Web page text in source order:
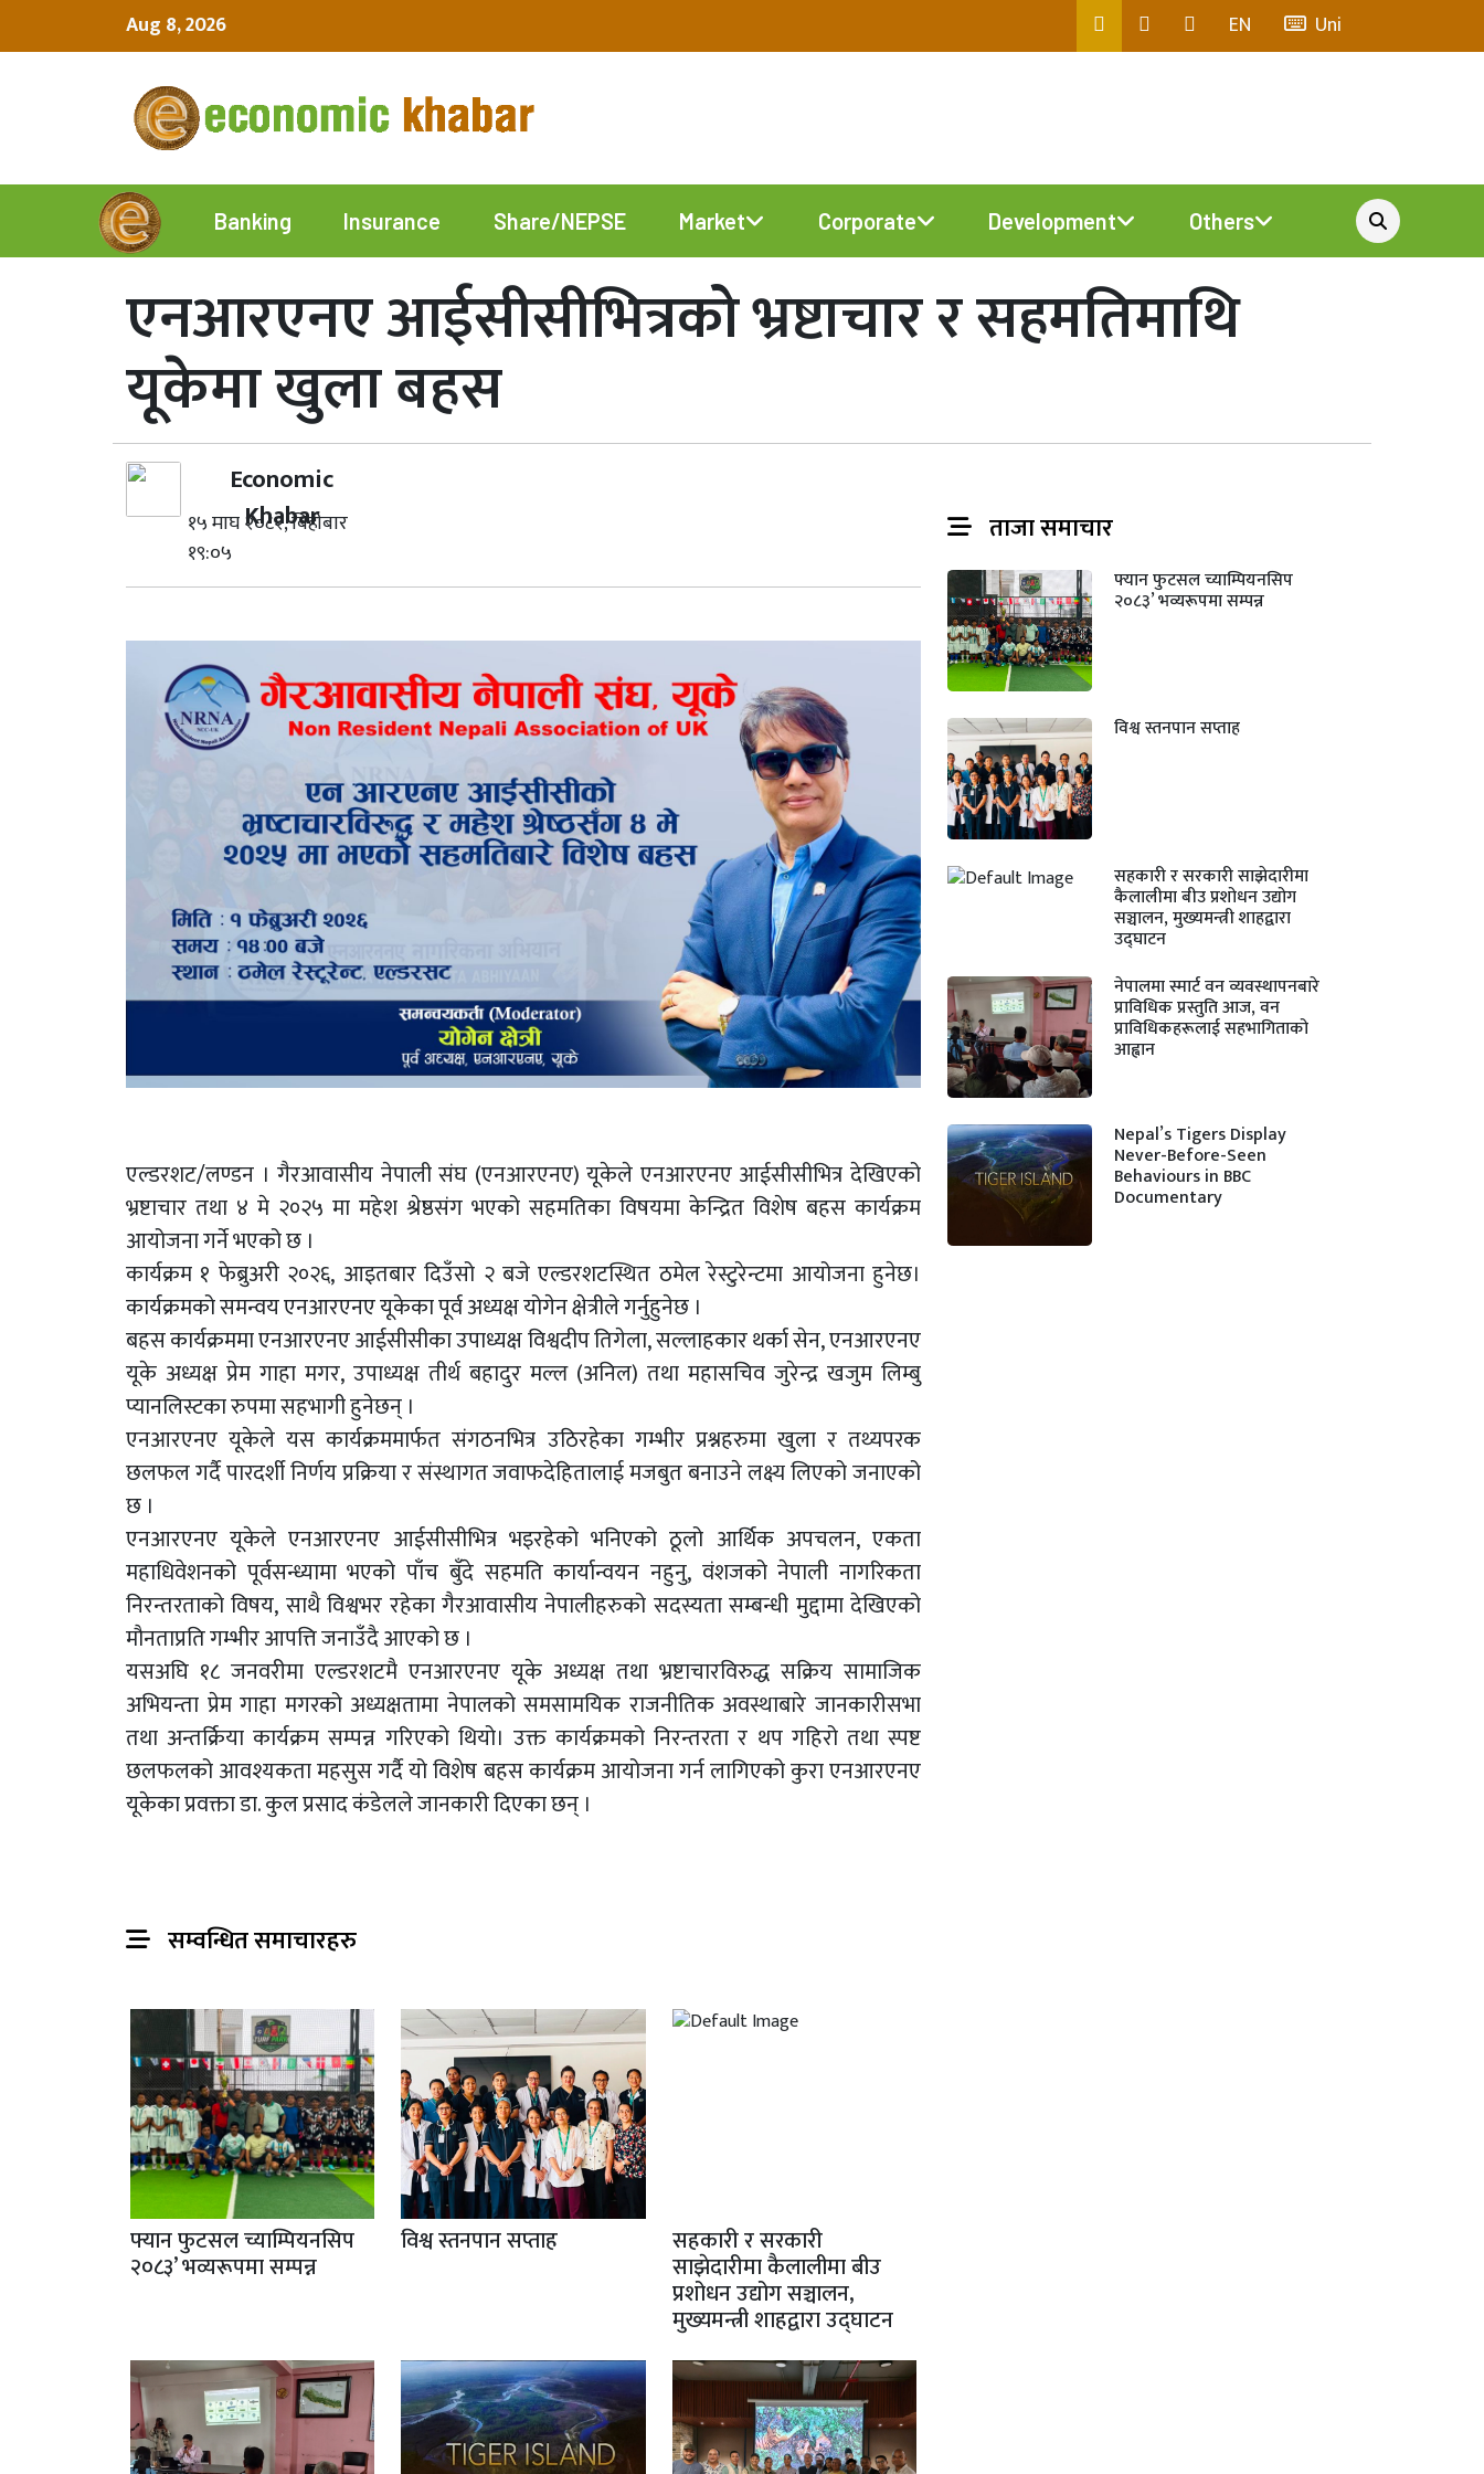
Aug 8, 2026 EN Uni
Banking Insurance Share/NEPSE Market Corporate Development Others
एनआरएनए आईसीसीभित्रको भ्रष्टाचार र सहमतिमाथि
यूकेमा खुला बहस
Economic
Khabar
१५ माघ २०८२, बिहीबार
१९:०५
एल्डरशट/लण्डन । गैरआवासीय नेपाली संघ (एनआरएनए) यूकेले एनआरएनए आईसीसीभित्र देखिएको
भ्रष्टाचार तथा ४ मे २०२५ मा महेश श्रेष्ठसंग भएको सहमतिका विषयमा केन्द्रित विशेष बहस कार्यक्रम
आयोजना गर्ने भएको छ ।
कार्यक्रम १ फेब्रुअरी २०२६, आइतबार दिउँसो २ बजे एल्डरशटस्थित ठमेल रेस्टुरेन्टमा आयोजना हुनेछ।
कार्यक्रमको समन्वय एनआरएनए यूकेका पूर्व अध्यक्ष योगेन क्षेत्रीले गर्नुहुनेछ ।
बहस कार्यक्रममा एनआरएनए आईसीसीका उपाध्यक्ष विश्वदीप तिगेला, सल्लाहकार थर्का सेन, एनआरएनए
यूके अध्यक्ष प्रेम गाहा मगर, उपाध्यक्ष तीर्थ बहादुर मल्ल (अनिल) तथा महासचिव जुरेन्द्र खजुम लिम्बु
प्यानलिस्टका रुपमा सहभागी हुनेछन् ।
एनआरएनए यूकेले यस कार्यक्रममार्फत संगठनभित्र उठिरहेका गम्भीर प्रश्नहरुमा खुला र तथ्यपरक
छलफल गर्दै पारदर्शी निर्णय प्रक्रिया र संस्थागत जवाफदेहितालाई मजबुत बनाउने लक्ष्य लिएको जनाएको
छ ।
एनआरएनए यूकेले एनआरएनए आईसीसीभित्र भइरहेको भनिएको ठूलो आर्थिक अपचलन, एकता
महाधिवेशनको पूर्वसन्ध्यामा भएको पाँच बुँदे सहमति कार्यान्वयन नहुनु, वंशजको नेपाली नागरिकता
निरन्तरताको विषय, साथै विश्वभर रहेका गैरआवासीय नेपालीहरुको सदस्यता सम्बन्धी मुद्दामा देखिएको
मौनताप्रति गम्भीर आपत्ति जनाउँदै आएको छ ।
यसअघि १८ जनवरीमा एल्डरशटमै एनआरएनए यूके अध्यक्ष तथा भ्रष्टाचारविरुद्ध सक्रिय सामाजिक
अभियन्ता प्रेम गाहा मगरको अध्यक्षतामा नेपालको समसामयिक राजनीतिक अवस्थाबारे जानकारीसभा
तथा अन्तर्क्रिया कार्यक्रम सम्पन्न गरिएको थियो। उक्त कार्यक्रमको निरन्तरता र थप गहिरो तथा स्पष्ट
छलफलको आवश्यकता महसुस गर्दै यो विशेष बहस कार्यक्रम आयोजना गर्न लागिएको कुरा एनआरएनए
यूकेका प्रवक्ता डा. कुल प्रसाद कंडेलले जानकारी दिएका छन् ।
सम्वन्धित समाचारहरु
फ्यान फुटसल च्याम्पियनसिप
२०८३’ भव्यरूपमा सम्पन्न
विश्व स्तनपान सप्ताह सहकारी र सरकारी
साझेदारीमा कैलालीमा बीउ
प्रशोधन उद्योग सञ्चालन,
मुख्यमन्त्री शाहद्वारा उद्घाटन
ताजा समाचार
फ्यान फुटसल च्याम्पियनसिप
२०८३’ भव्यरूपमा सम्पन्न
विश्व स्तनपान सप्ताह
सहकारी र सरकारी साझेदारीमा
कैलालीमा बीउ प्रशोधन उद्योग
सञ्चालन, मुख्यमन्त्री शाहद्वारा
उद्घाटन
नेपालमा स्मार्ट वन व्यवस्थापनबारे
प्राविधिक प्रस्तुति आज, वन
प्राविधिकहरूलाई सहभागिताको
आह्वान
Nepal’s Tigers Display
Never-Before-Seen
Behaviours in BBC
Documentary